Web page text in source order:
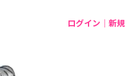
ログイン｜新規